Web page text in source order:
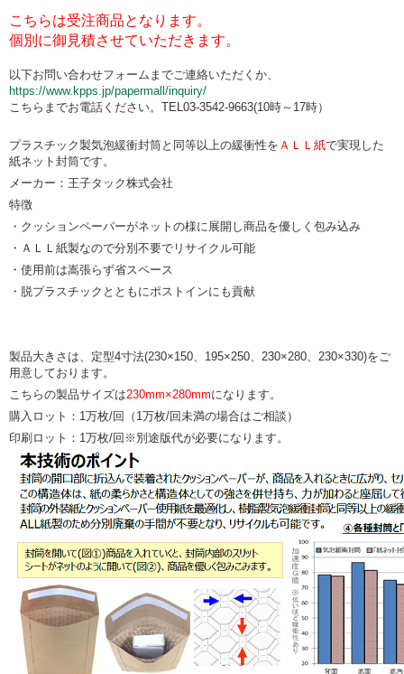
こちらは受注商品となります。
個別に御見積させていただきます。
以下お問い合わせフォームまでご連絡いただくか、
https://www.kpps.jp/papermall/inquiry/
こちらまでお電話ください。TEL03-3542-9663(10時～17時）
プラスチック製気泡緩衝封筒と同等以上の緩衝性を ＡＬＬ紙で実現した
紙ネット封筒です。
メーカー：王子タック株式会社
特徴
・クッションペーパーがネットの様に展開し商品を優しく包み込み
・ＡＬＬ紙製なので分別不要でリサイクル可能
・使用前は嵩張らず省スペース
・脱プラスチックとともにポストインにも貢献
製品大きさは、定型4寸法(230×150、195×250、230×280、230×330)をご
用意しております。
こちらの製品サイズは230mm×280mmになります。
購入ロット：1万枚/回（1万枚/回未満の場合はご相談）
印刷ロット：1万枚/回※別途版代が必要になります。